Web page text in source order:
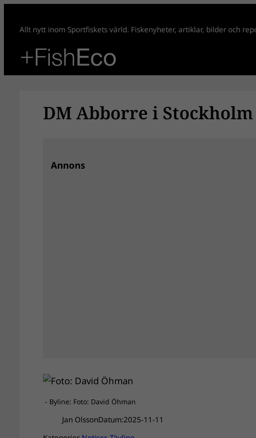
innehåll
Allt nytt inom Sportfiskets värld. Fiskenyheter, artiklar, bilder och
DM Abborre i
Annons
- Byline: Foto: David Öhman
Jan OlssonDatum:2025-11-11